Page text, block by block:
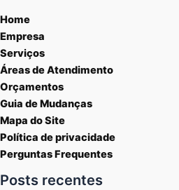
Home
Empresa
Serviços
Áreas de Atendimento
Orçamentos
Guia de Mudanças
Mapa do Site
Política de privacidade
Perguntas Frequentes
Posts recentes